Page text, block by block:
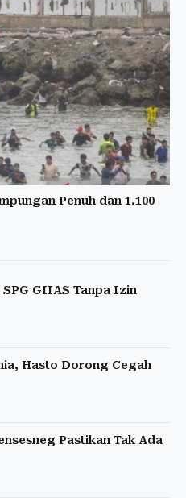
Penuh dan 1.100
GIIAS Tanpa Izin
Hasto Dorong Cegah
Pastikan Tak Ada